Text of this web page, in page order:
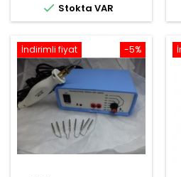
 Stokta VAR
-5%
İndirimli fiyat